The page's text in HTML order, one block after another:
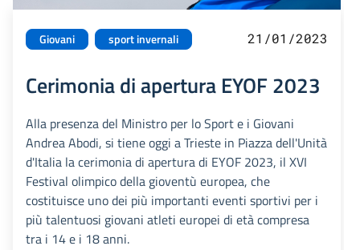
Giovani sport invernali 21/01/2023
Cerimonia di apertura EYOF 2023
Alla presenza del Ministro per lo Sport e i Giovani
Andrea Abodi, si tiene oggi a Trieste in Piazza dell'Unità
d'Italia la cerimonia di apertura di EYOF 2023, il XVI
Festival olimpico della gioventù europea, che
costituisce uno dei più importanti eventi sportivi per i
più talentuosi giovani atleti europei di età compresa
tra i 14 e i 18 anni.